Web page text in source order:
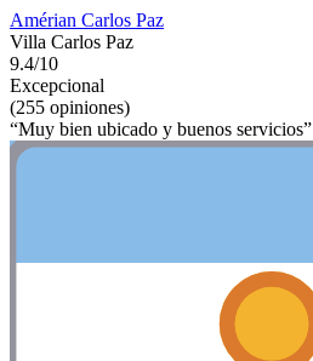
Amérian Carlos Paz
Villa Carlos Paz
9.4/10
Excepcional
(255 opiniones)
“Muy bien ubicado y buenos servicios”